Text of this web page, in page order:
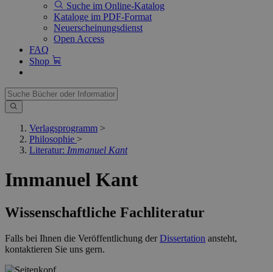
Suche im Online-Katalog
Kataloge im PDF-Format
Neuerscheinungsdienst
Open Access
FAQ
Shop
Verlagsprogramm >
Philosophie >
Literatur: Immanuel Kant
Immanuel Kant
Wissenschaftliche Fachliteratur
Falls bei Ihnen die Veröffentlichung derDissertation ansteht,
kontaktieren Sie uns gern.